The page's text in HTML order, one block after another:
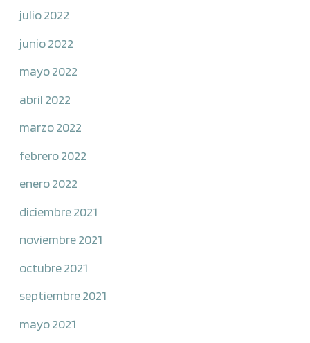
julio 2022
junio 2022
mayo 2022
abril 2022
marzo 2022
febrero 2022
enero 2022
diciembre 2021
noviembre 2021
octubre 2021
septiembre 2021
mayo 2021